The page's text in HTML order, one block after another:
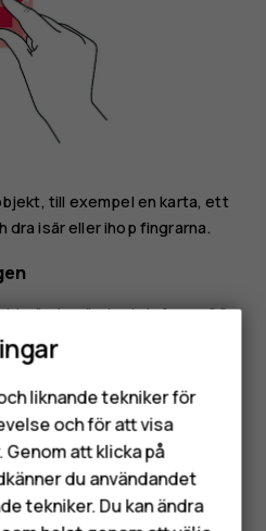
till exempel en karta, ett
isär eller ihop fingrarna.
när du vänder telefonen 90
påAuto-rotate.
svep Hem uppåt
och
liknande tekniker för
och för att visa
att klicka på
du användandet
tekniker. Du kan ändra